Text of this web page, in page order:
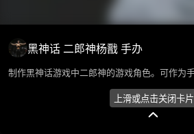
黑神话 二郎神杨戬 手办
上滑或点击关闭卡片